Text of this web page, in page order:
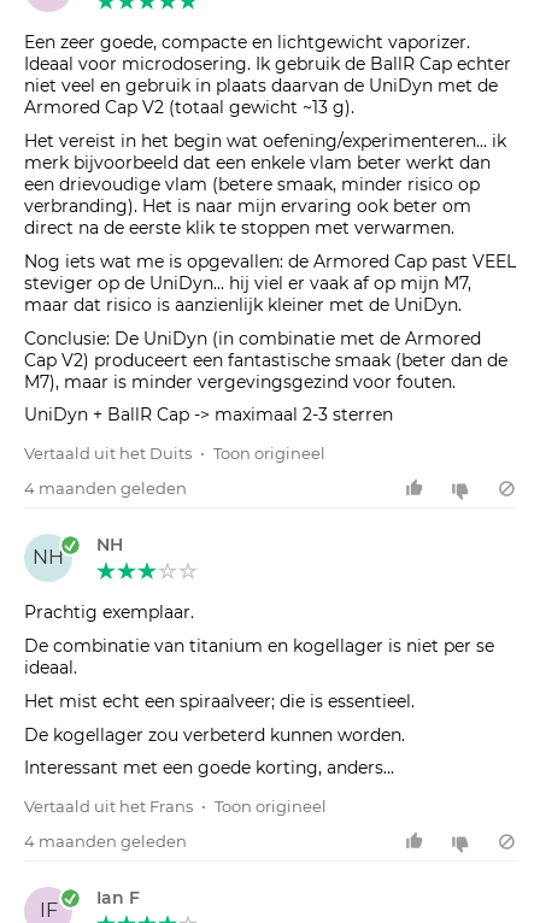
Een zeer goede, compacte en lichtgewicht vaporizer.
Ideaal voor microdosering. Ik gebruik de BallR Cap echter
niet veel en gebruik in plaats daarvan de UniDyn met de
Armored Cap V2 (totaal gewicht ~13 g).
Het vereist in het begin wat oefening/experimenteren... ik
merk bijvoorbeeld dat een enkele vlam beter werkt dan
een drievoudige vlam (betere smaak, minder risico op
verbranding). Het is naar mijn ervaring ook beter om
direct na de eerste klik te stoppen met verwarmen.
Nog iets wat me is opgevallen: de Armored Cap past VEEL
steviger op de UniDyn... hij viel er vaak af op mijn M7,
maar dat risico is aanzienlijk kleiner met de UniDyn.
Conclusie: De UniDyn (in combinatie met de Armored
Cap V2) produceert een fantastische smaak (beter dan de
M7), maar is minder vergevingsgezind voor fouten.
UniDyn + BallR Cap -> maximaal 2-3 sterren
Vertaald uit het Duits • Toon origineel
4 maanden geleden
NH
NH
Prachtig exemplaar.
De combinatie van titanium en kogellager is niet per se
ideaal.
Het mist echt een spiraalveer; die is essentieel.
De kogellager zou verbeterd kunnen worden.
Interessant met een goede korting, anders...
Vertaald uit het Frans • Toon origineel
4 maanden geleden
IF
Ian F